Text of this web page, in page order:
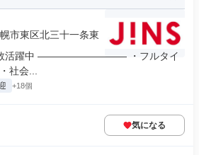
市東区北三十一条東
数活躍中 ――――――――― ・フルタイ
社会...
+18個
気になる